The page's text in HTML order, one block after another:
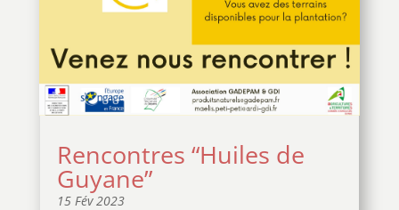
Rencontres “Huiles de
Guyane”
15 Fév 2023